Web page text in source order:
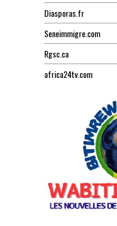
Diasporas.fr
Seneimmigre.com
Rgsc.ca
africa24tv.com